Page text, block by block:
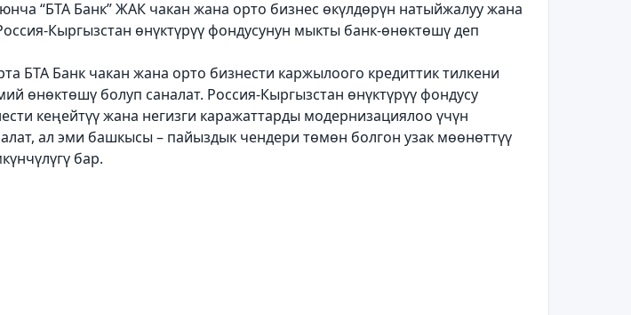
“БТА Банк” ЖАК чакан жана орто бизнес өкүлдөрүн натыйжалуу жана
Кыргызстан өнүктүрүү фондусунун мыкты банк-өнөктөшү деп
БТА Банк чакан жана орто бизнести каржылоого кредиттик тилкени
өнөктөшү болуп саналат. Россия-Кыргызстан өнүктүрүү фондусу
кеңейтүү жана негизги каражаттарды модернизациялоо үчүн
ал эми башкысы – пайыздык чендери төмөн болгон узак мөөнөттүү
бар.